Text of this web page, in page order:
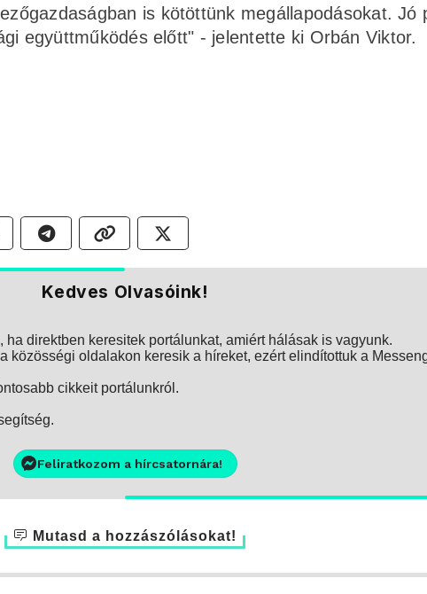
is kötöttünk megállapodásokat. Jó
együttműködés előtt" - jelentette ki Orbán Viktor.
Kedves Olvasóink!
direktben keresitek portálunkat, amiért hálásak is vagyunk.
közösségi oldalakon keresik a híreket, ezért elindítottuk a
cikkeit portálunkról.
Feliratkozom a hírcsatornára!
Mutasd a hozzászólásokat!